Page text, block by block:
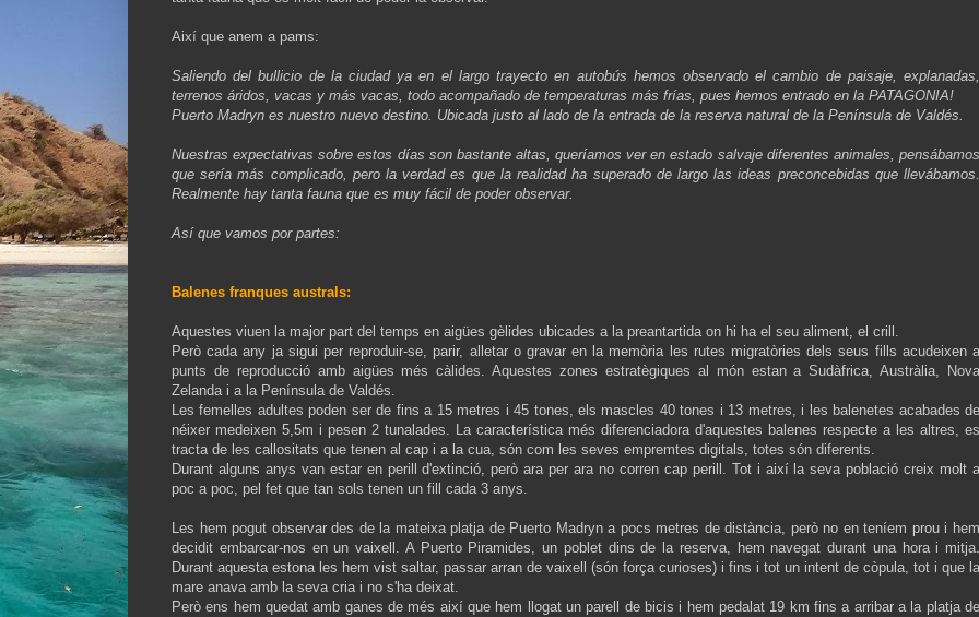
Així que anem a pams:
Saliendo del bullicio de la ciudad ya en el largo trayecto en autobús hemos observado el cambio de paisaje, explanadas,
terrenos áridos, vacas y más vacas, todo acompañado de temperaturas más frías, pues hemos entrado en la PATAGONIA!
Puerto Madryn es nuestro nuevo destino. Ubicada justo al lado de la entrada de la reserva natural de la Península de Valdés.
Nuestras expectativas sobre estos días son bastante altas, queríamos ver en estado salvaje diferentes animales, pensábamos
que sería más complicado, pero la verdad es que la realidad ha superado de largo las ideas preconcebidas que llevábamos.
Realmente hay tanta fauna que es muy fácil de poder observar.
Así que vamos por partes:
Balenes franques australs:
Aquestes viuen la major part del temps en aigües gèlides ubicades a la preantartida on hi ha el seu aliment, el crill.
Però cada any ja sigui per reproduir-se, parir, alletar o gravar en la memòria les rutes migratòries dels seus fills acudeixen a
punts de reproducció amb aigües més càlides. Aquestes zones estratègiques al món estan a Sudàfrica, Austràlia, Nova
Zelanda i a la Península de Valdés.
Les femelles adultes poden ser de fins a 15 metres i 45 tones, els mascles 40 tones i 13 metres, i les balenetes acabades de
néixer medeixen 5,5m i pesen 2 tunalades. La característica més diferenciadora d'aquestes balenes respecte a les altres, es
tracta de les callositats que tenen al cap i a la cua, són com les seves empremtes digitals, totes són diferents.
Durant alguns anys van estar en perill d'extinció, però ara per ara no corren cap perill. Tot i així la seva població creix molt a
poc a poc, pel fet que tan sols tenen un fill cada 3 anys.
Les hem pogut observar des de la mateixa platja de Puerto Madryn a pocs metres de distància, però no en teníem prou i hem
decidit embarcar-nos en un vaixell. A Puerto Piramides, un poblet dins de la reserva, hem navegat durant una hora i mitja.
Durant aquesta estona les hem vist saltar, passar arran de vaixell (són força curioses) i fins i tot un intent de còpula, tot i que la
mare anava amb la seva cria i no s'ha deixat.
Però ens hem quedat amb ganes de més així que hem llogat un parell de bicis i hem pedalat 19 km fins a arribar a la platja de